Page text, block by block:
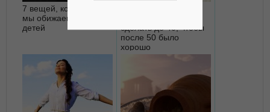
7 вещей, которыми
мы обижаем своих
детей
сделать до 40, чтобы
после 50 было
хорошо